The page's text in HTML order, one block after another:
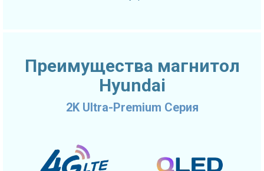
Преимущества магнитол
Hyundai
2K Ultra-Premium Серия